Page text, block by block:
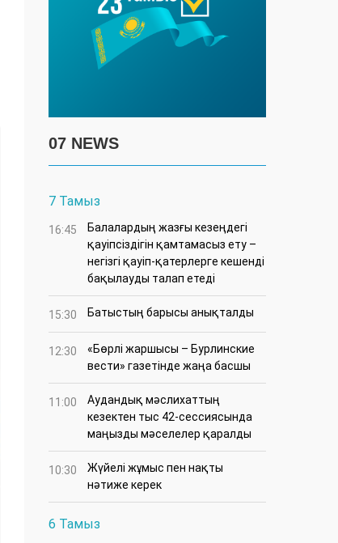
07 NEWS
7 Тамыз
16:45
Балалардың жазғы кезеңдегі
қауіпсіздігін қамтамасыз ету –
негізгі қауіп-қатерлерге кешенді
бақылауды талап етеді
15:30 Батыстың барысы анықталды
12:30
«Бөрлі жаршысы – Бурлинские
вести» газетінде жаңа басшы
11:00
Аудандық мәслихаттың
кезектен тыс 42-сессиясында
маңызды мәселелер қаралды
10:30
Жүйелі жұмыс пен нақты
нәтиже керек
6 Тамыз